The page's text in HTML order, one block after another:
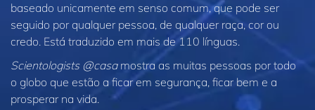
baseado unicamente em senso comum, que pode ser
seguido por qualquer pessoa, de qualquer raça, cor ou
credo. Está traduzido em mais de 110 línguas.
Scientologists @casamostra as muitas pessoas por todo
o globo que estão a ficar em segurança, ficar bem e a
prosperar na vida.